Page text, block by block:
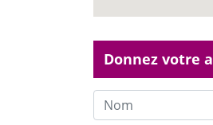
Donnez votre